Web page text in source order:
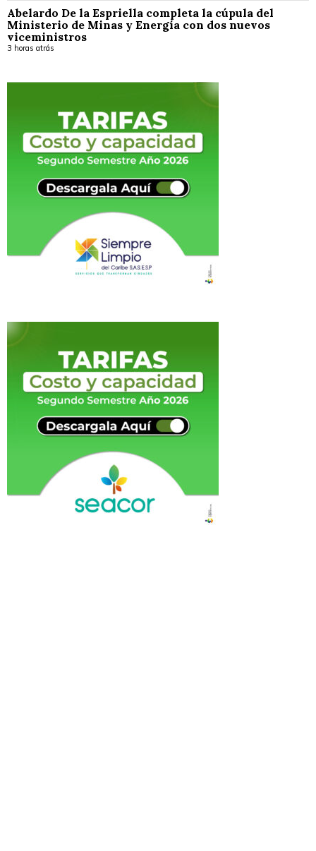
Abelardo De la Espriella completa la cúpula del
Ministerio de Minas y Energía con dos nuevos
viceministros
3 horas atrás